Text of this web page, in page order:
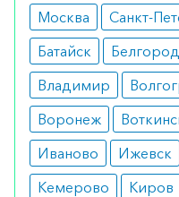
Москва
Санкт-
Батайск
Белгород
Владимир
Воронеж
Иваново
Ижевск
Кемерово
Киров